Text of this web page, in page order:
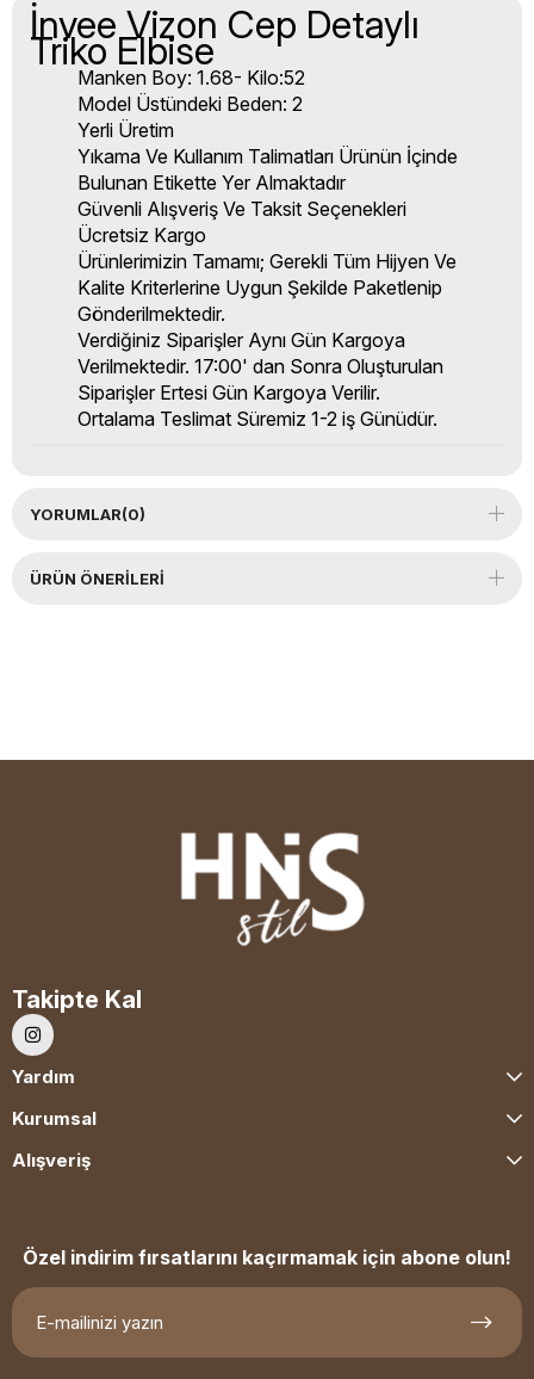
İnvee Vizon Cep Detaylı
Triko Elbise
Manken Boy: 1.68- Kilo:52
Model Üstündeki Beden: 2
Yerli Üretim
Yıkama Ve Kullanım Talimatları Ürünün İçinde
Bulunan Etikette Yer Almaktadır
Güvenli Alışveriş Ve Taksit Seçenekleri
Ücretsiz Kargo
Ürünlerimizin Tamamı; Gerekli Tüm Hijyen Ve
Kalite Kriterlerine Uygun Şekilde Paketlenip
Gönderilmektedir.
Verdiğiniz Siparişler Aynı Gün Kargoya
Verilmektedir. 17:00' dan Sonra Oluşturulan
Siparişler Ertesi Gün Kargoya Verilir.
Ortalama Teslimat Süremiz 1-2 iş Günüdür.
YORUMLAR(0)
ÜRÜN ÖNERILERI
Takipte Kal
Yardım
Kurumsal
Alışveriş
Özel indirim fırsatlarını kaçırmamak için abone olun!